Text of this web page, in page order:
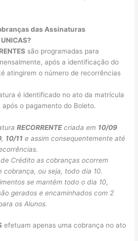
das Assinaturas
UNICAS?
são programadas para
após a identificação do
atingirem o número de recorrências
é identificado no ato da matrícula
o pagamento do Boleto.
RECORRENTEcriada em 10/09
, 10/11 e assim consequentemente até
Crédito as cobranças ocorrem
ou seja, todo dia 10.
se mantém todo o dia 10,
gerados e encaminhados com 2
os Alunos.
efetuam apenas uma cobrança no ato